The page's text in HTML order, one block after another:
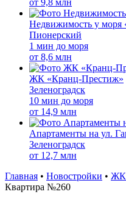
от 9,8 млн
Недвижимость у моря
Пионерский
1 мин до моря
от 8,6 млн
ЖК «Кранц-Престиж»
Зеленоградск
10 мин до моря
от 14,9 млн
Апартаменты на ул.
Зеленоградск
от 12,7 млн
Главная • Новостройки • ЖК
Квартира №260